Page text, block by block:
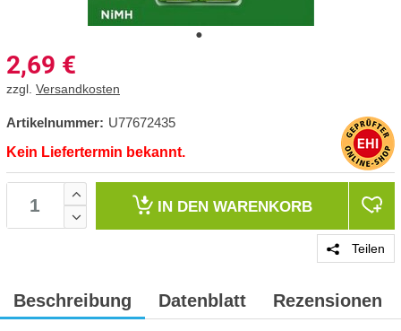
2,69 €
zzgl. Versandkosten
Artikelnummer: U77672435
Kein Liefertermin bekannt.
IN DEN WARENKORB
Teilen
Beschreibung Datenblatt Rezensionen